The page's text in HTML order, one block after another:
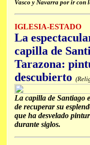
Vasco y Navarra por ir con
IGLESIA-ESTADO
La
capilla de
Tarazona:
descubierto
La capilla de Santiago
de recuperar su
que ha desvelado
durante siglos.